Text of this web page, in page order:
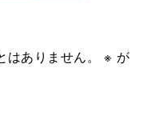
ありません。 ※ が